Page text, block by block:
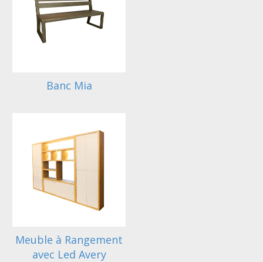
Banc Mia
Meuble à Rangement
avec Led Avery